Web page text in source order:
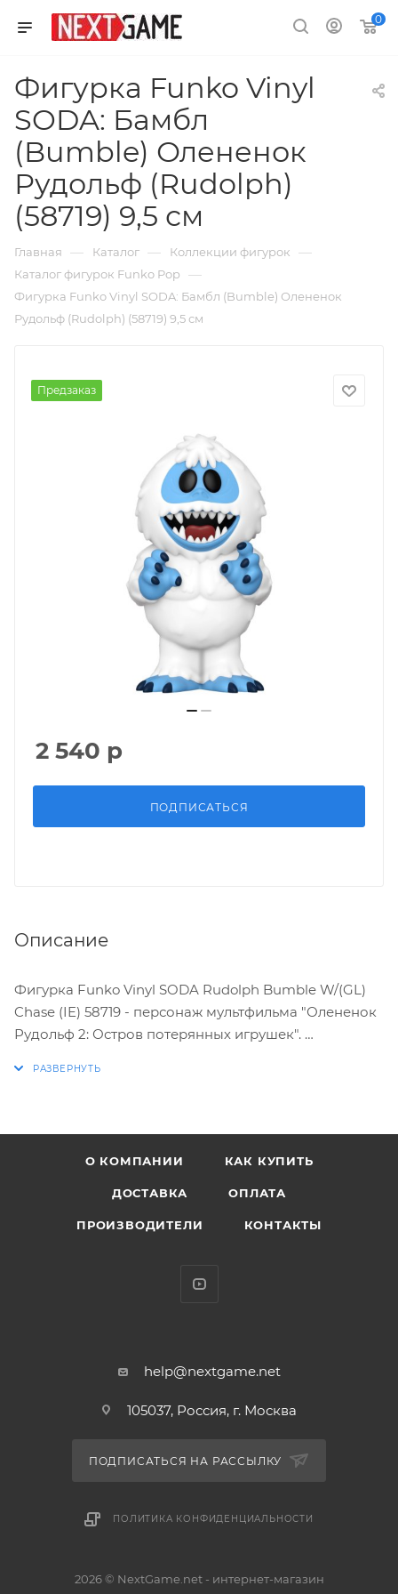
0
Фигурка Funko Vinyl
SODA: Бамбл
(Bumble) Олененок
Рудольф (Rudolph)
(58719) 9,5 см
Главная — Каталог — Коллекции фигурок —
Каталог фигурок Funko Pop —
Фигурка Funko Vinyl SODA: Бамбл (Bumble) Олененок
Рудольф (Rudolph) (58719) 9,5 см
Предзаказ
2 540 р
ПОДПИСАТЬСЯ
Описание
Фигурка Funko Vinyl SODA Rudolph Bumble W/(GL)
Chase (IE) 58719 - персонаж мультфильма "Олененок
Рудольф 2: Остров потерянных игрушек".
* Упакована в стилизованную металлическую
банку из-под содовой, в комплекте коллекционный
* Каждый SKU с chase вариантом (1 из 6 – chase)
испортить детям праздник. Санта Клаусу нужна
злодея и вернуть украденные игрушки детям…
О КОМПАНИИ КАК КУПИТЬ
ДОСТАВКА ОПЛАТА
ПРОИЗВОДИТЕЛИ КОНТАКТЫ
help@nextgame.net
105037, Россия, г. Москва
ПОДПИСАТЬСЯ НА РАССЫЛКУ
ПОЛИТИКА КОНФИДЕНЦИАЛЬНОСТИ
2026 © NextGame.net - интернет-магазин